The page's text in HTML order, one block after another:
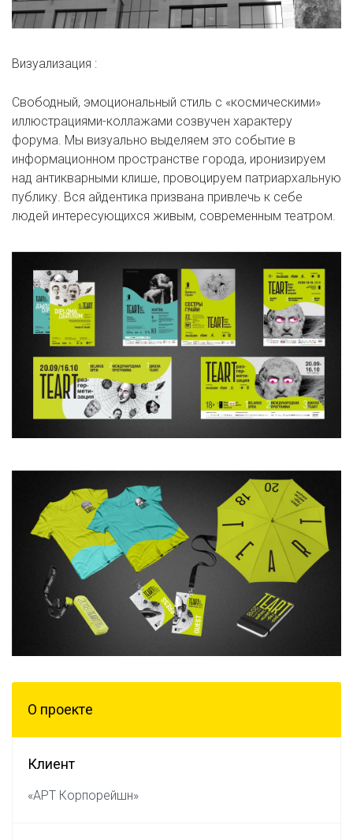
Визуализация :
Свободный, эмоциональный стиль с «космическими»
иллюстрациями-коллажами созвучен характеру
форума. Мы визуально выделяем это событие в
информационном пространстве города, иронизируем
над антикварными клише, провоцируем патриархальную
публику. Вся айдентика призвана привлечь к себе
людей интересующихся живым, современным театром.
О проектe
Клиент
«АРТ Корпорейшн»